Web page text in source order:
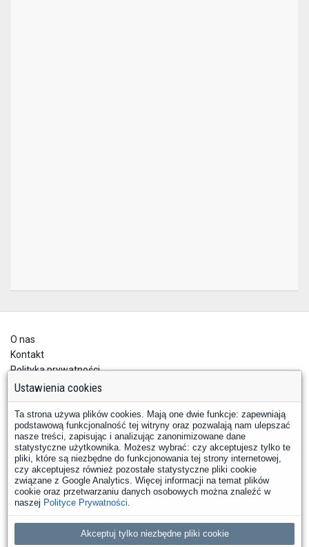
O nas
Kontakt
Polityka prywatności
Deklaracja dostępności
FacebookLinkedIn
X InstagramYouTube
Copyright © 2026 PKP Polskie Linie Kolejowe S.A.
Ustawienia cookies
Ta strona używa plików cookies. Mają one dwie funkcje: zapewniają
podstawową funkcjonalność tej witryny oraz pozwalają nam ulepszać
nasze treści, zapisując i analizując zanonimizowane dane
statystyczne użytkownika. Możesz wybrać: czy akceptujesz tylko te
pliki, które są niezbędne do funkcjonowania tej strony internetowej,
czy akceptujesz również pozostałe statystyczne pliki cookie
związane z Google Analytics. Więcej informacji na temat plików
cookie oraz przetwarzaniu danych osobowych można znaleźć w
naszej Polityce Prywatności.
Akceptuj tylko niezbędne pliki cookie